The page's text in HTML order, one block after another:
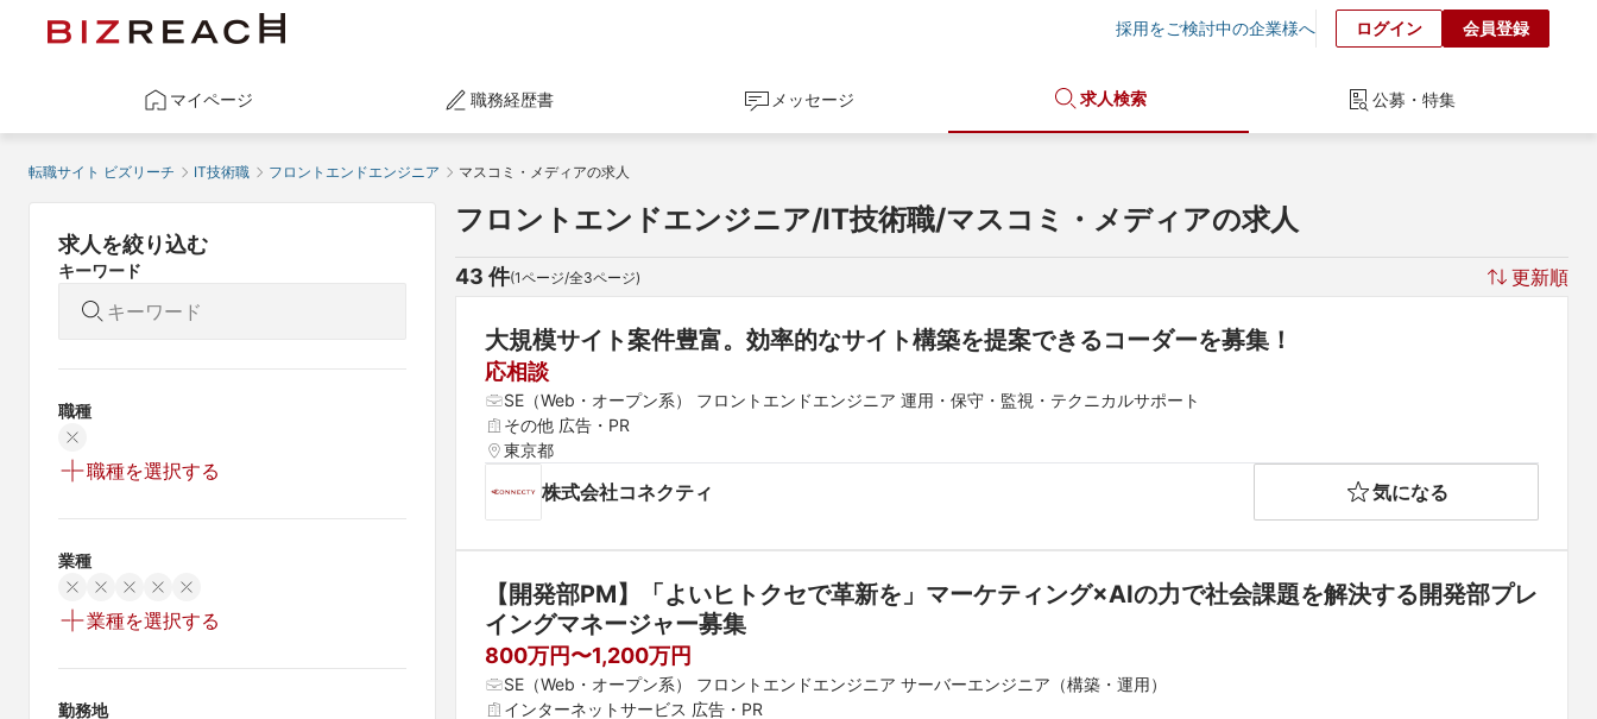
採用をご検討中の企業様へ ログイン 会員登録
マイページ 職務経歴書 メッセージ 求人検索 公募・特集
転職サイト ビズリーチ IT技術職 フロントエンドエンジニア マスコミ・メディアの求人
求人を絞り込む
キーワード
職種
職種を選択する
業種
業種を選択する
勤務地
フロントエンドエンジニア/IT技術職/マスコミ・メディアの求人
43 件(1ページ/全3ページ) 更新順
大規模サイト案件豊富。効率的なサイト構築を提案できるコーダーを募集！
応相談
SE（Web・オープン系） フロントエンドエンジニア 運用・保守・監視・テクニカルサポート
その他 広告・PR
東京都
株式会社コネクティ 気になる
【開発部PM】「よいヒトクセで革新を」マーケティング×AIの力で社会課題を解決する開発部プレ
イングマネージャー募集
800万円〜1,200万円
SE（Web・オープン系） フロントエンドエンジニア サーバーエンジニア（構築・運用）
インターネットサービス 広告・PR